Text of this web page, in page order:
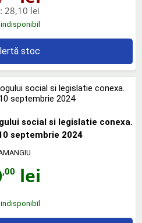
28,10 lei
stoc
social si legislatie conexa.
septembrie 2024
,00 lei